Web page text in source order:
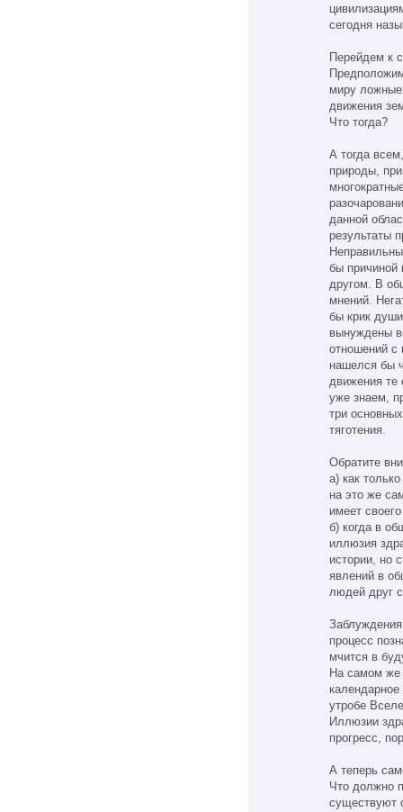
сегодня
Перейдем к
миру ложные
движения
Что тогда?
А тогда
природы,
данной
результаты
бы причиной
другом. В
мнений.
бы крик
вынуждены
отношений с
нашелся бы
движения те
уже знаем,
три
тяготения.
Обратите
а) как
на это же
имеет
б) когда в
иллюзия
истории, но
явлений в
людей друг
процесс
мчится в
На самом же
утробе
Иллюзии
прогресс,
А теперь
Что должно
существуют